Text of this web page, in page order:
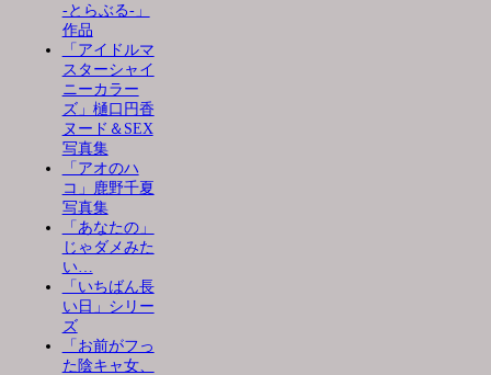
-とらぶる-」
作品
「アイドルマ
スターシャイ
ニーカラー
ズ」樋口円香
ヌード＆SEX
写真集
「アオのハ
コ」鹿野千夏
写真集
「あなたの」
じゃダメみた
い…
「いちばん長
い日」シリー
ズ
「お前がフっ
た陰キャ女、